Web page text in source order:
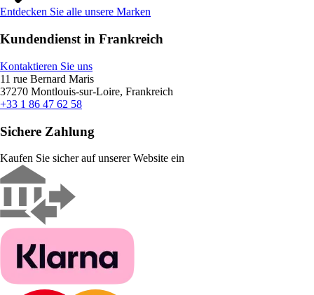
Entdecken Sie alle unsere Marken
Kundendienst in Frankreich
Kontaktieren Sie uns
11 rue Bernard Maris
37270 Montlouis-sur-Loire, Frankreich
+33 1 86 47 62 58
Sichere Zahlung
Kaufen Sie sicher auf unserer Website ein